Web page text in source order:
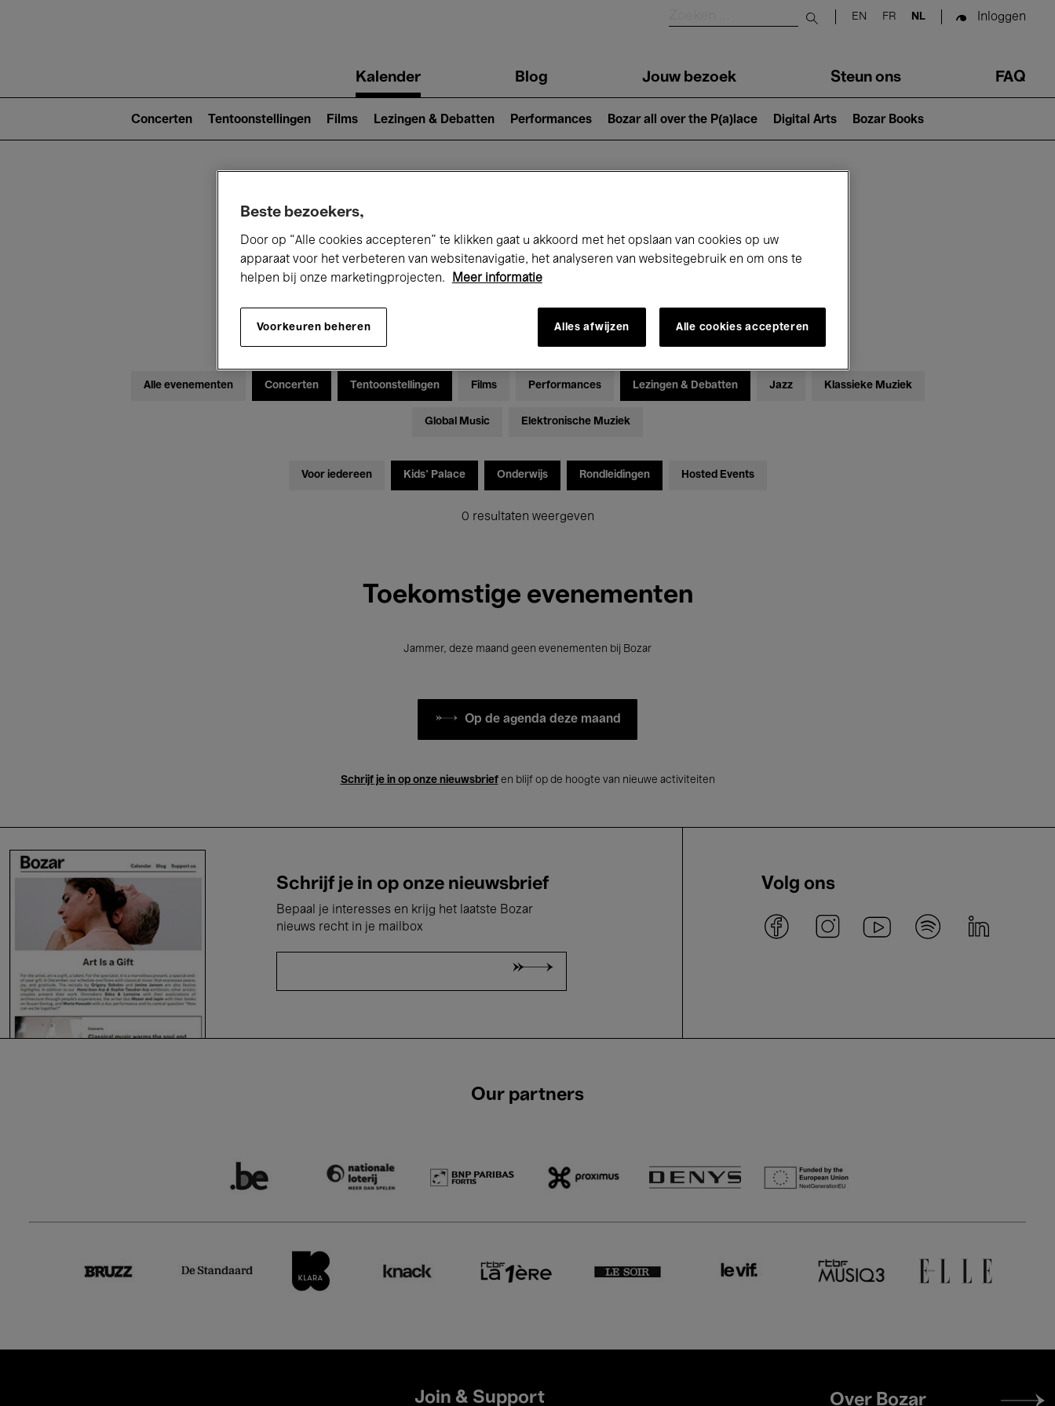
Submit search
EN FR NL Inloggen
navigationKalender Blog Jouw bezoek Steun ons FAQ
2)
Concerten Tentoonstellingen Films Lezingen & Debatten Performances Bozar all over the P(a)lace Digital Arts Bozar Books
Alle evenementen Concerten Tentoonstellingen Films Performances Lezingen & Debatten Jazz Klassieke Muziek
Global Music Elektronische Muziek
Voor iedereen Kids’ Palace Onderwijs Rondleidingen Hosted Events
0 resultaten weergeven
Toekomstige evenementen
Jammer, deze maand geen evenementen bij Bozar
Op de agenda deze maand
Schrijf je in op onze nieuwsbriefen blijf op de hoogte van nieuwe activiteiten
Schrijf je in op onze nieuwsbrief
Bepaal je interesses en krijg het laatste Bozar
nieuws recht in je mailbox
Volg ons
Our partners
Join & Support
Footer
Over Bozar
Beste bezoekers,
Door op “Alle cookies accepteren” te klikken gaat u akkoord met het opslaan van cookies op uw
apparaat voor het verbeteren van websitenavigatie, het analyseren van websitegebruik en om ons te
helpen bij onze marketingprojecten.
Meer informatie
Voorkeuren beheren Alles afwijzen Alle cookies accepteren